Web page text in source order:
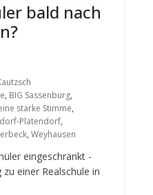
bald nach
, BIG Sassenburg,
starke Stimme,
Platendorf,
, Weyhausen
ein­ge­schränkt -
einer Real­schule in